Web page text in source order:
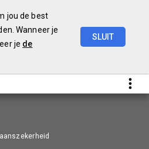
jou de best
Wanneer je
je de
SLUIT